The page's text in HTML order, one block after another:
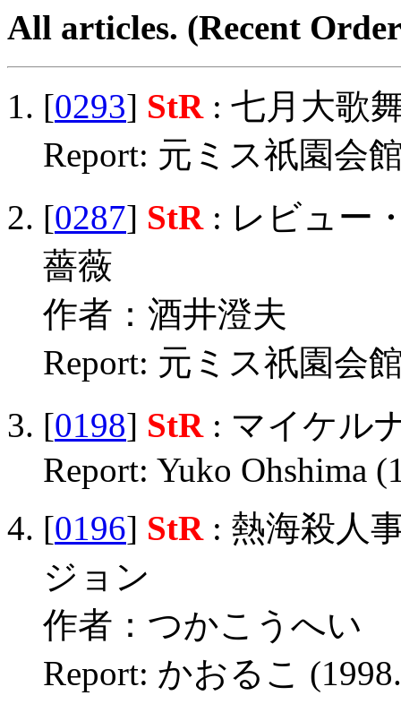
All articles. (Recent
[0293] StR: 七月大歌
Report: 元ミス祇園会
[0287] StR: レビュー
薔薇
作者：酒井澄夫
Report: 元ミス祇園会
[0198] StR: マイケル
Report: Yuko Ohshima
[0196] StR: 熱海殺人
ジョン
作者：つかこうへい
Report: かおるこ